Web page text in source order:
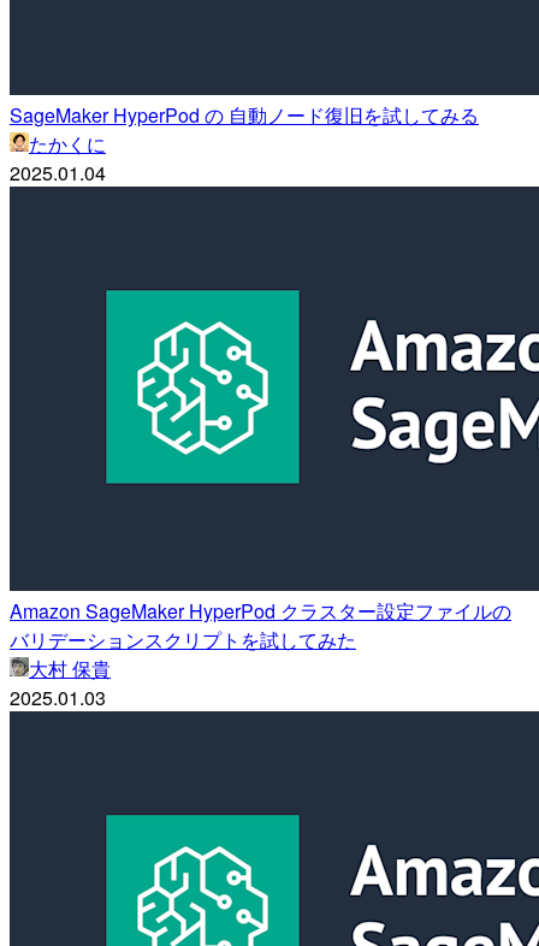
SageMaker HyperPod の 自動ノード復旧を試してみる
たかくに
2025.01.04
Amazon SageMaker HyperPod クラスター設定ファイルの
バリデーションスクリプトを試してみた
大村 保貴
2025.01.03